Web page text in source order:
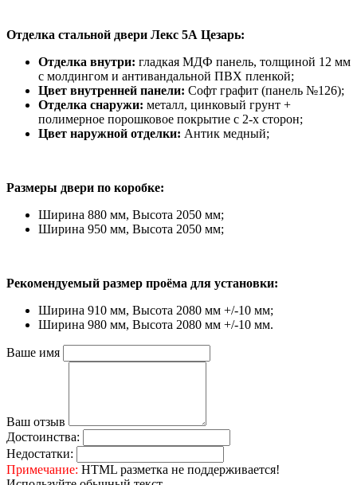
Отделка стальной двери Лекс 5А Цезарь:
Отделка внутри: гладкая МДФ панель, толщиной 12 мм
с молдингом и антивандальной ПВХ пленкой;
Цвет внутренней панели: Софт графит (панель №126);
Отделка снаружи: металл, цинковый грунт +
полимерное порошковое покрытие с 2-х сторон;
Цвет наружной отделки: Антик медный;
Размеры двери по коробке:
Ширина 880 мм, Высота 2050 мм;
Ширина 950 мм, Высота 2050 мм;
Рекомендуемый размер проёма для установки:
Ширина 910 мм, Высота 2080 мм +/-10 мм;
Ширина 980 мм, Высота 2080 мм +/-10 мм.
Ваше имя
Ваш отзыв
Достоинства:
Недостатки:
Примечание: HTML разметка не поддерживается!